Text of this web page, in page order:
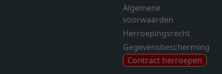
Algemene
voorwaarden
Herroepingsrecht
Gegevensbescherming
Contract herroepen